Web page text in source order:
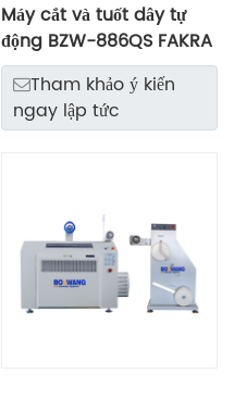
Máy cắt và tuốt dây tự
động BZW-886QS FAKRA
Tham khảo ý kiến ​​
ngay lập tức